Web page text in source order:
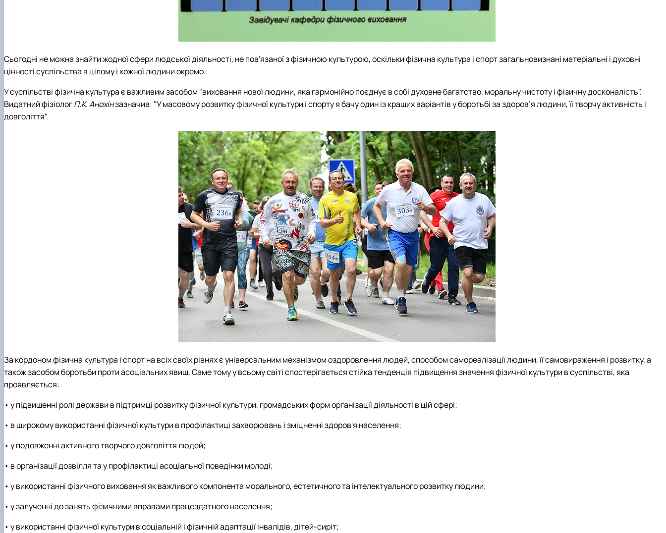
Сьогодні не можна знайти жодної сфери людської діяльності, не пов'язаної з фізичною культурою, оскільки фізична культура і спорт загальновизнані матеріальні і духовні
цінності суспільства в цілому і кожної людини окремо.
У суспільстві фізична культура є важливим засобом "виховання нової людини, яка гармонійно поєднує в собі духовне багатство, моральну чистоту і фізичну досконалість".
Видатний фізіологП.К. Анохінзазначив: "У масовому розвитку фізичної культури і спорту я бачу один із кращих варіантів у боротьбі за здоров’я людини, її творчу активність і
довголіття".
За кордоном фізична культура і спорт на всіх своїх рівнях є універсальним механізмом оздоровлення людей, способом самореалізації людини, її самовираження і розвитку, а
також засобом боротьби проти асоціальних явищ. Саме тому у всьому світі спостерігається стійка тенденція підвищення значення фізичної культури в суспільстві, яка
проявляється:
• у підвищенні ролі держави в підтримці розвитку фізичної культури, громадських форм організації діяльності в цій сфері;
• в широкому використанні фізичної культури в профілактиці захворювань і зміцненні здоров'я населення;
• у подовженні активного творчого довголіття людей;
• в організації дозвілля та у профілактиці асоціальної поведінки молоді;
• у використанні фізичного виховання як важливого компонента морального, естетичного та інтелектуального розвитку людини;
• у залученні до занять фізичними вправами працездатного населення;
• у використанні фізичної культури в соціальній і фізичній адаптації інвалідів, дітей-сиріт;